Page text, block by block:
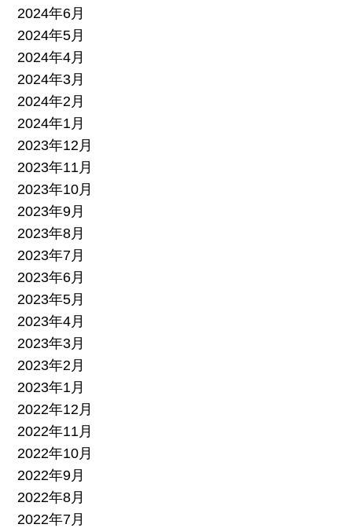
2024年6月
2024年5月
2024年4月
2024年3月
2024年2月
2024年1月
2023年12月
2023年11月
2023年10月
2023年9月
2023年8月
2023年7月
2023年6月
2023年5月
2023年4月
2023年3月
2023年2月
2023年1月
2022年12月
2022年11月
2022年10月
2022年9月
2022年8月
2022年7月